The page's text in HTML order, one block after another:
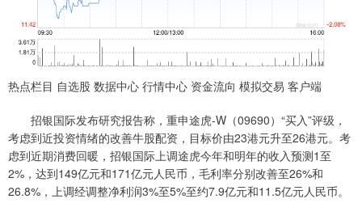
热点栏目 自选股 数据中心 行情中心 资金流向 模拟交易 客户端
招银国际发布研究报告称，重申途虎-W（09690）“买入”评级，
考虑到近投资情绪的改善牛股配资，目标价由23港元升至26港元。考
虑到近期消费回暖，招银国际上调途虎今年和明年的收入预测1至
2%，达到149亿元和171亿元人民币，毛利率分别改善至26%和
26.8%，上调经调整净利润3%至5%至约7.9亿元和11.5亿元人民币。